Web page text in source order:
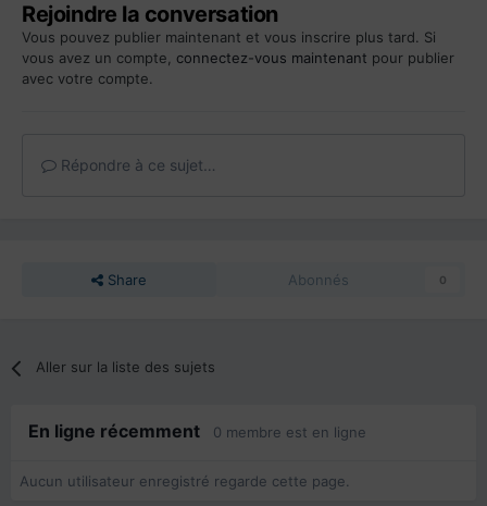
Rejoindre la conversation
Vous pouvez publier maintenant et vous inscrire plus tard. Si
vous avez un compte, connectez-vous maintenant pour publier
avec votre compte.
Répondre à ce sujet…
Share Abonnés 0
Aller sur la liste des sujets
En ligne récemment 0 membre est en ligne
Aucun utilisateur enregistré regarde cette page.